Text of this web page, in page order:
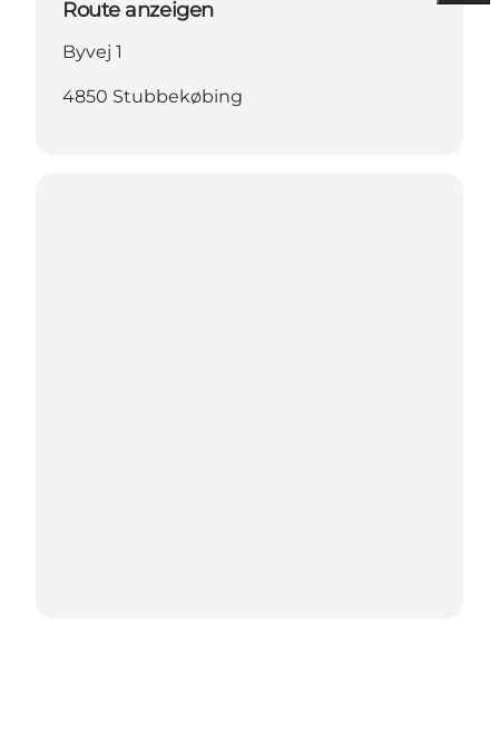
Route anzeigen
Byvej 1
4850 Stubbekøbing